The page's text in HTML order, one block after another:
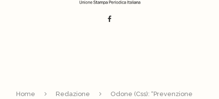
Home Redazione
Odone (Css): “Prevenzione